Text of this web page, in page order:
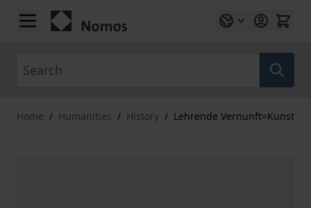
Skip to Content
Home / Humanities / History / Lehrende Vernunft=Kunst